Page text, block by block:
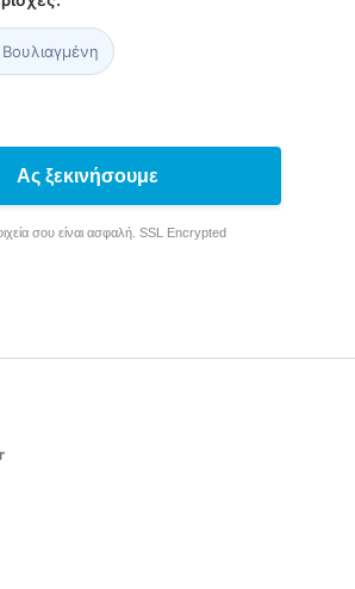
Ας ξεκινήσουμε
σου είναι ασφαλή. SSL Encrypted